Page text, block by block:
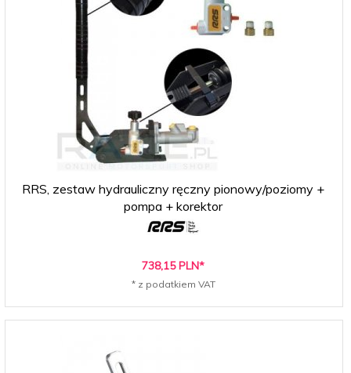
RRS, zestaw hydrauliczny ręczny pionowy/poziomy +
pompa + korektor
738,15 PLN*
* z podatkiem VAT